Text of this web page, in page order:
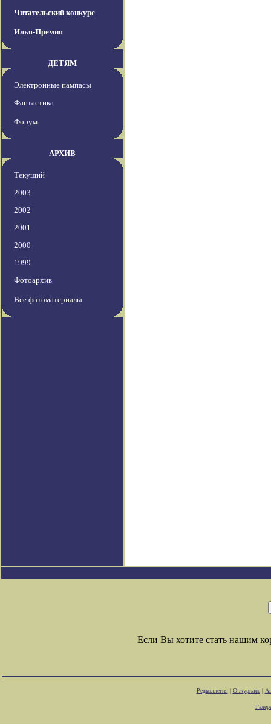
Читательский конкурс
Илья-Премия
ДЕТЯМ
Электронные пампасы
Фантастика
Форум
АРХИВ
Текущий
2003
2002
2001
2000
1999
Фотоархив
Все фотоматериалы
Если Вы хотите стать нашим
Редколлегия| О журнале|